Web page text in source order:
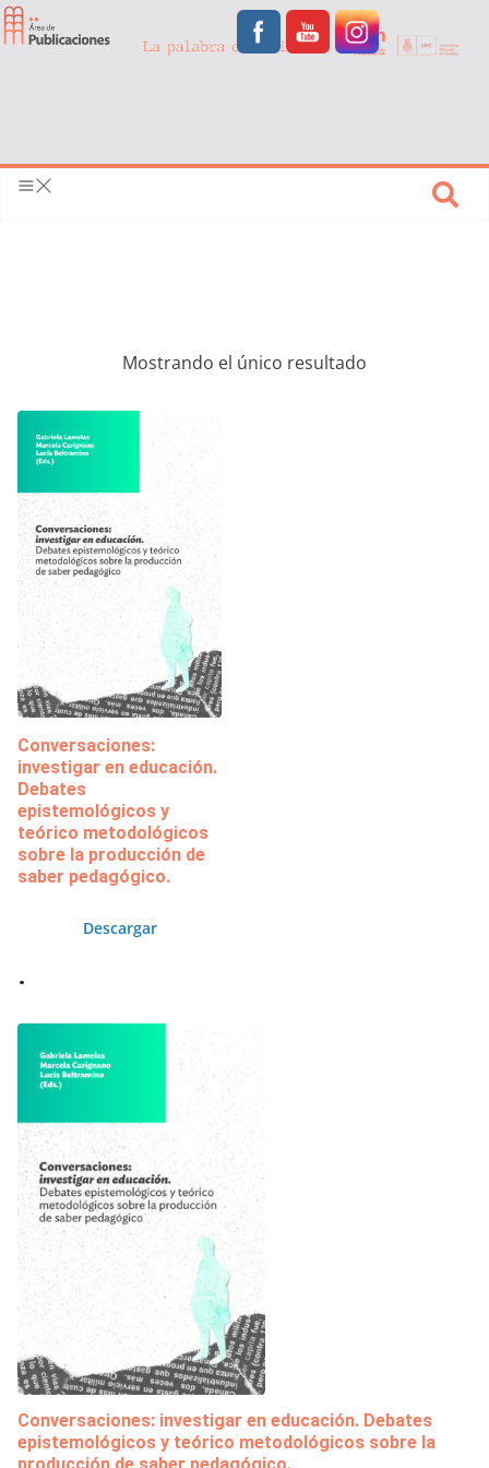
Mostrando el único resultado
Conversaciones:
investigar en educación.
Debates
epistemológicos y
teórico metodológicos
sobre la producción de
saber pedagógico.
Descargar
.
Conversaciones: investigar en educación. Debates
epistemológicos y teórico metodológicos sobre la